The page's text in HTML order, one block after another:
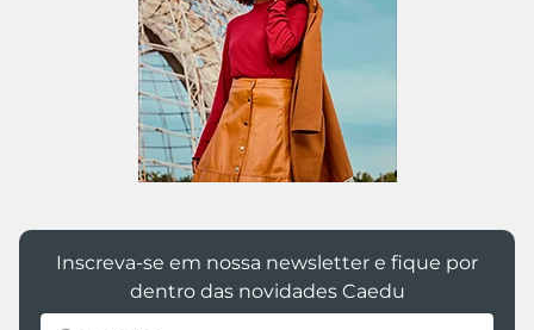
Inscreva-se em nossa newsletter e fique por
dentro das novidades Caedu